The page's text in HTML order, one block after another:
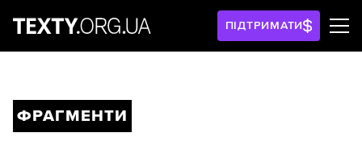
ПІДТРИМАТИ
ФРАГМЕНТИ